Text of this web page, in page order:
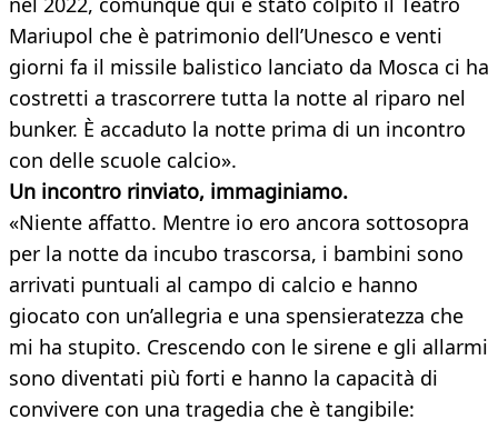
Mariupol che è patrimonio dell’Unesco e venti
giorni fa il missile balistico lanciato da Mosca ci ha
costretti a trascorrere tutta la notte al riparo nel
bunker. È accaduto la notte prima di un incontro
con delle scuole calcio».
Un incontro rinviato, immaginiamo.
«Niente affatto. Mentre io ero ancora sottosopra
per la notte da incubo trascorsa, i bambini sono
arrivati puntuali al campo di calcio e hanno
giocato con un’allegria e una spensieratezza che
mi ha stupito. Crescendo con le sirene e gli allarmi
sono diventati più forti e hanno la capacità di
convivere con una tragedia che è tangibile: